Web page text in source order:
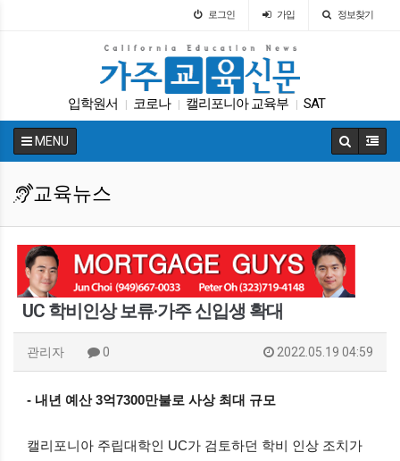
로그인 가입 정보찾기
입학원서 코로나 캘리포니아 교육부 SAT
학교급식 Fafsa UC 커먼코어 다카
MENU
교육뉴스
UC 학비인상 보류·가주 신입생 확대
관리자 0 2022.05.19 04:59
- 내년 예산 3억7300만불로 사상 최대 규모
캘리포니아 주립대학인 UC가 검토하던 학비 인상 조치가